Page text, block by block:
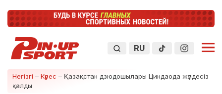
RU
Негізгі – Күрес – Қазақстан дзюдошылары Циндаода жүлдесіз
қалды